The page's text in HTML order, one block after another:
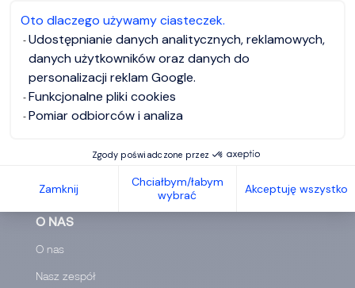
Oto dlaczego używamy ciasteczek.
Udostępnianie danych analitycznych, reklamowych,
danych użytkowników oraz danych do
personalizacji reklam Google.
Funkcjonalne pliki cookies
Pomiar odbiorców i analiza
Zgody poświadczone przez
Zamknij
Chciałbym/łabym
wybrać
Akceptuję wszystko
zespołu odpowie.
O NAS
O nas
Nasz zespół